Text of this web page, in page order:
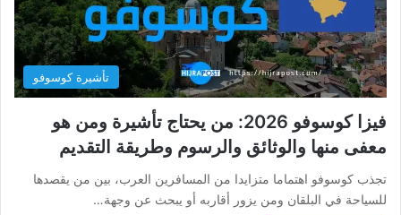
تأشيرة كوسوفو
فيزا كوسوفو 2026: من يحتاج تأشيرة ومن هو
معفى منها والوثائق والرسوم وطريقة التقديم
تجذب كوسوفو اهتماما متزايدا من المسافرين العرب، بين من يقصدها
للسياحة في البلقان ومن يزور أقاربه أو يبحث عن وجهة…